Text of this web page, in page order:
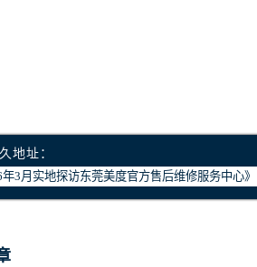
南通市崇川区工农路57号圆融
苏州市苏州工业园区星港街199
武汉市江汉区解放大道686号世
南宁市青秀区金湖路59号地王大
合肥市蜀山区潜山路111号万象
泉州市丰泽区宝洲路729号浦西
青岛市南区山东路6号华润大厦
地址：